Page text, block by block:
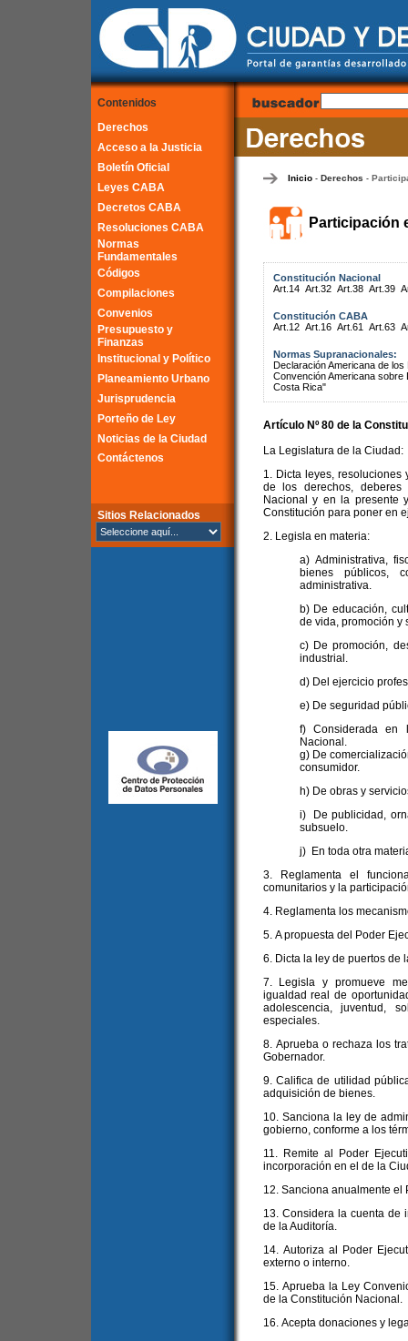
Contenidos
Derechos
Acceso a la Justicia
Boletín Oficial
Leyes CABA
Decretos CABA
Resoluciones CABA
Normas
Fundamentales
Códigos
Compilaciones
Convenios
Presupuesto y
Finanzas
Institucional y Político
Planeamiento Urbano
Jurisprudencia
Porteño de Ley
Noticias de la Ciudad
Contáctenos
Sitios Relacionados
Inicio- Derechos -
Participación
Constitución Nacional
Art.14 Art.32 Art.38 Art.39
Constitución CABA
Art.12 Art.16 Art.61 Art.63
Normas Supranacionales:
Declaración Americana de
Convención Americana
Costa Rica"
Artículo Nº 80 de la
La Legislatura de la Ciudad:
1. Dicta leyes,
de los derechos,
Nacional y en la presente
Constitución para poner en
2. Legisla en materia:
a) Administrativa,
bienes públicos,
administrativa.
b) De educación,
de vida, promoción y
c) De promoción,
industrial.
d) Del ejercicio
e) De seguridad
f) Considerada en
Nacional.
g) De
consumidor.
h) De obras y
i) De publicidad,
subsuelo.
j) En toda otra
3. Reglamenta el
comunitarios y la
4. Reglamenta los
5. A propuesta del Poder
6. Dicta la ley de puertos de
7. Legisla y promueve
igualdad real de
adolescencia, juventud,
especiales.
8. Aprueba o rechaza los
Gobernador.
9. Califica de utilidad
adquisición de bienes.
10. Sanciona la ley de
gobierno, conforme a los
11. Remite al Poder
incorporación en el de la
12. Sanciona anualmente el
13. Considera la cuenta de
de la Auditoría.
14. Autoriza al Poder
externo o interno.
15. Aprueba la Ley
de la Constitución Nacional.
16. Acepta donaciones y